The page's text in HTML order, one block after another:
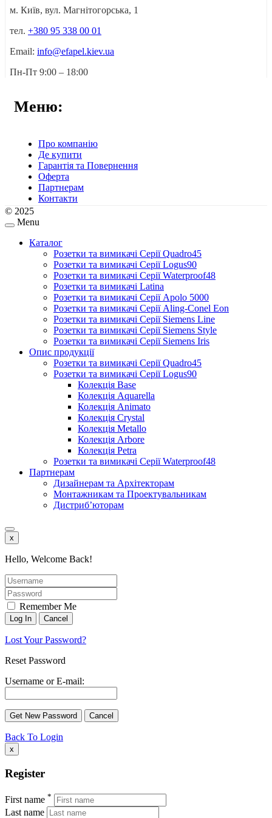
м. Київ, вул. Магнітогорська, 1
тел. +380 95 338 00 01
Email: info@efapel.kiev.ua
Пн-Пт 9:00 – 18:00
Меню:
Про компанію
Де купити
Гарантія та Повернення
Оферта
Партнерам
Контакти
© 2025
Menu
Каталог
Розетки та вимикачі Серії Quadro45
Розетки та вимикачі Серії Logus90
Розетки та вимикачі Серії Waterproof48
Розетки та вимикачі Latina
Розетки та вимикачі Серії Apolo 5000
Розетки та вимикачі Серії Aling-Conel Eon
Розетки та вимикачі Серії Siemens Line
Розетки та вимикачі Серії Siemens Style
Розетки та вимикачі Серії Siemens Iris
Опис продукції
Розетки та вимикачі Серії Quadro45
Розетки та вимикачі Серії Logus90
Колекція Base
Колекція Aquarella
Колекція Animato
Колекція Crystal
Колекція Metallo
Колекція Arbore
Колекція Petra
Розетки та вимикачі Серії Waterproof48
Партнерам
Дизайнерам та Архітекторам
Монтажникам та Проектувальникам
Дистриб’юторам
x
Hello, Welcome Back!
Remember Me
Lost Your Password?
Reset Password
Username or E-mail:
Back To Login
x
Register
First name *
Last name